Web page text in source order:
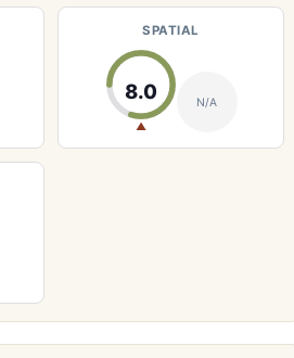
SPATIAL
8.0
▲
N/A